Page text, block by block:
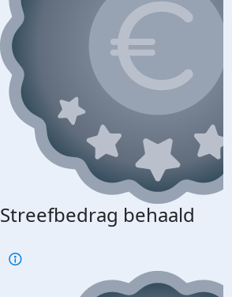
Streefbedrag behaald